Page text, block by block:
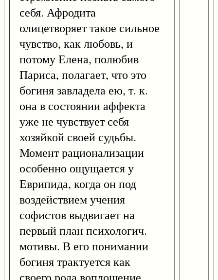
себя. Афродита
олицетворяет такое сильное
чувство, как любовь, и
потому Елена, полюбив
Париса, полагает, что это
богиня завладела ею, т. к.
она в состоянии аффекта
уже не чувствует себя
хозяйкой своей судьбы.
Момент рационализации
особенно ощущается у
Еврипида, когда он под
воздействием учения
софистов выдвигает на
первый план психологич.
мотивы. В его понимании
богиня трактуется как